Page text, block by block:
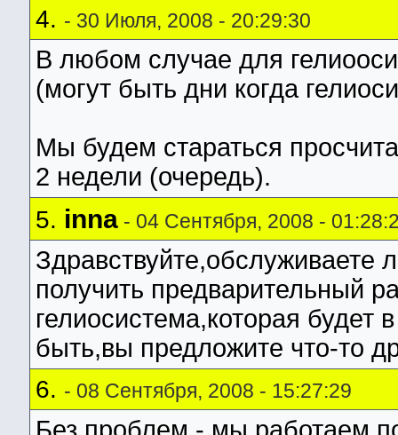
4. - 30 Июля, 2008 - 20:29:30
В любом случае для
(могут быть дни когда
Мы будем стараться
2 недели (очередь).
5. inna- 04 Сентября, 2008 -
Здравствуйте,обслуживаете
получить предварительный
гелиосистема,которая будет
быть,вы предложите что-то
6. - 08 Сентября, 2008 - 15:27:29